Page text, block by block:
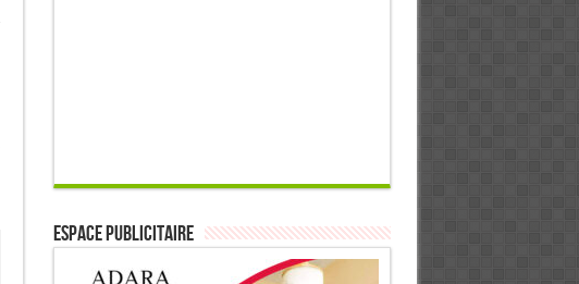
ESPACE PUBLICITAIRE